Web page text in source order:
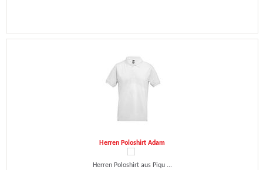
Herren Poloshirt Adam
Herren Poloshirt aus Piqu ...